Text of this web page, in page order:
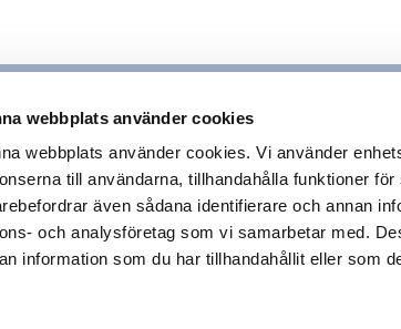
webbplats använder cookies
webbplats använder cookies. Vi använder
till användarna, tillhandahålla funktioner
även sådana identifierare och annan
och analysföretag som vi samarbetar med.
information som du har tillhandahållit eller som